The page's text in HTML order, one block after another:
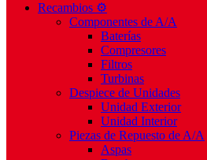
Recambios ⚙️
Componentes de A/A
Baterías
Compresores
Filtros
Turbinas
Despiece de Unidades
Unidad Exterior
Unidad Interior
Piezas de Repuesto de A/A
Aspas